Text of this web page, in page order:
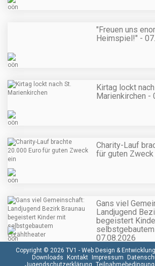
"Freuen uns
Heimspiel!" -
Kirtag lockt
Marienkirchen -
Charity-Lauf
für guten
Gans viel
Landjugend
begeistert
07.08.2026
Copyright © 2026 TV1 - Web Design &
Downloads Kontakt Impressum
Jugendschutzerklärung